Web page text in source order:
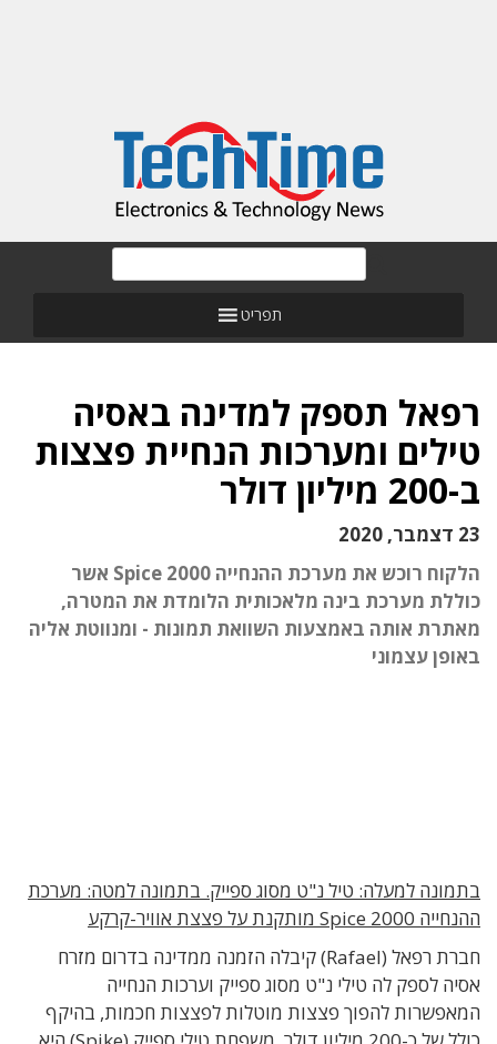
תפריט
רפאל תספק למדינה באסיה
טילים ומערכות הנחיית פצצות
ב-200 מיליון דולר
23 דצמבר, 2020
הלקוח רוכש את מערכת ההנחייה Spice 2000 אשר
כוללת מערכת בינה מלאכותית הלומדת את המטרה,
מאתרת אותה באמצעות השוואת תמונות - ומנווטת אליה
באופן עצמוני
בתמונה למעלה: טיל נ"ט מסוג ספייק. בתמונה למטה: מערכת
ההנחייה Spice 2000 מותקנת על פצצת אוויר-קרקע
חברת רפאל (Rafael) קיבלה הזמנה ממדינה בדרום מזרח
אסיה לספק לה טילי נ"ט מסוג ספייק וערכות הנחייה
המאפשרות להפוך פצצות מוטלות לפצצות חכמות, בהיקף